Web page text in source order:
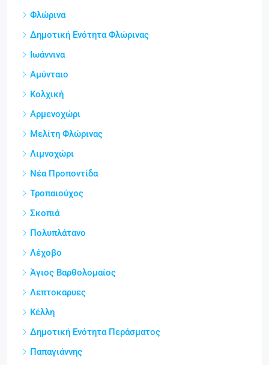
Φλώρινα
Δημοτική Ενότητα Φλώρινας
Ιωάννινα
Αμύνταιο
Κολχική
Αρμενοχώρι
Μελίτη Φλώρινας
Λιμνοχώρι
Νέα Προποντίδα
Τροπαιούχος
Σκοπιά
Πολυπλάτανο
Λέχοβο
Άγιος Βαρθολομαίος
Λεπτοκαρυες
Κέλλη
Δημοτική Ενότητα Περάσματος
Παπαγιάννης